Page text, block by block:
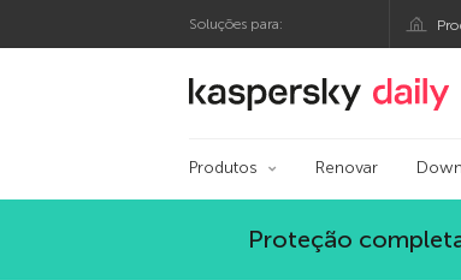
Soluções para:
Blog oficial
Produtos Renovar
Proteção